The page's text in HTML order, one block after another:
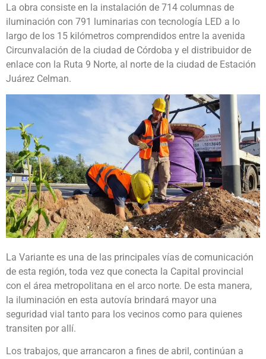
La obra consiste en la instalación de 714 columnas de
iluminación con 791 luminarias con tecnología LED a lo
largo de los 15 kilómetros comprendidos entre la avenida
Circunvalación de la ciudad de Córdoba y el distribuidor de
enlace con la Ruta 9 Norte, al norte de la ciudad de Estación
Juárez Celman.
La Variante es una de las principales vías de comunicación
de esta región, toda vez que conecta la Capital provincial
con el área metropolitana en el arco norte. De esta manera,
la iluminación en esta autovía brindará mayor una
seguridad vial tanto para los vecinos como para quienes
transiten por allí.
Los trabajos, que arrancaron a fines de abril, continúan a